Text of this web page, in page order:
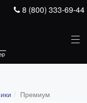
8 (800) 333-69-44
Премиум